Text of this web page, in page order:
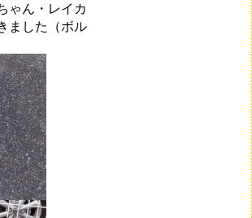
ゃん・レイカ
ました（ボル